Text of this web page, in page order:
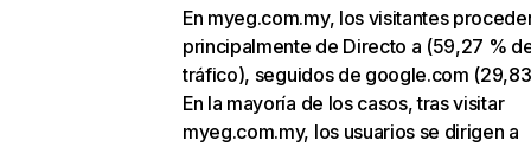
En myeg.com.my, los visitantes
principalmente de Directo a (59,27 %
tráfico), seguidos de google.com
En la mayoría de los casos, tras visitar
myeg.com.my, los usuarios se dirigen a